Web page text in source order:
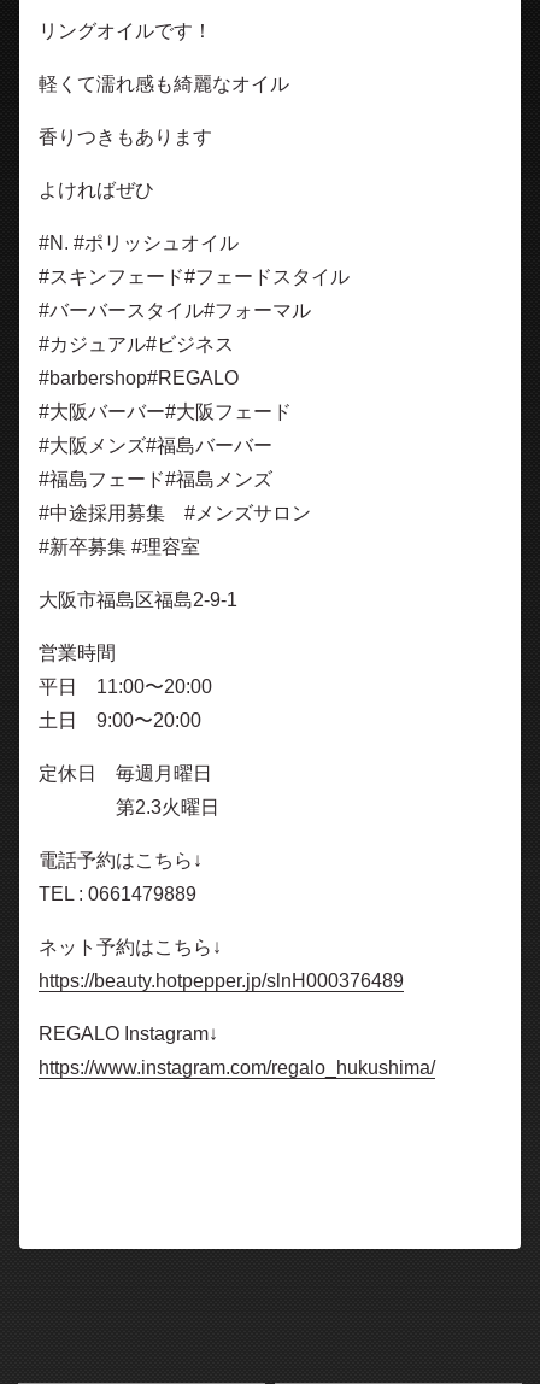
リングオイルです！
軽くて濡れ感も綺麗なオイル
香りつきもあります
よければぜひ
#N. #ポリッシュオイル
#スキンフェード#フェードスタイル
#バーバースタイル#フォーマル
#カジュアル#ビジネス
#barbershop#REGALO
#大阪バーバー#大阪フェード
#大阪メンズ#福島バーバー
#福島フェード#福島メンズ
#中途採用募集 #メンズサロン
#新卒募集 #理容室
大阪市福島区福島2-9-1
営業時間
平日 11:00〜20:00
土日 9:00〜20:00
定休日 毎週月曜日
第2.3火曜日
電話予約はこちら↓
TEL : 0661479889
ネット予約はこちら↓
https://beauty.hotpepper.jp/slnH000376489
REGALO Instagram↓
https://www.instagram.com/regalo_hukushima/